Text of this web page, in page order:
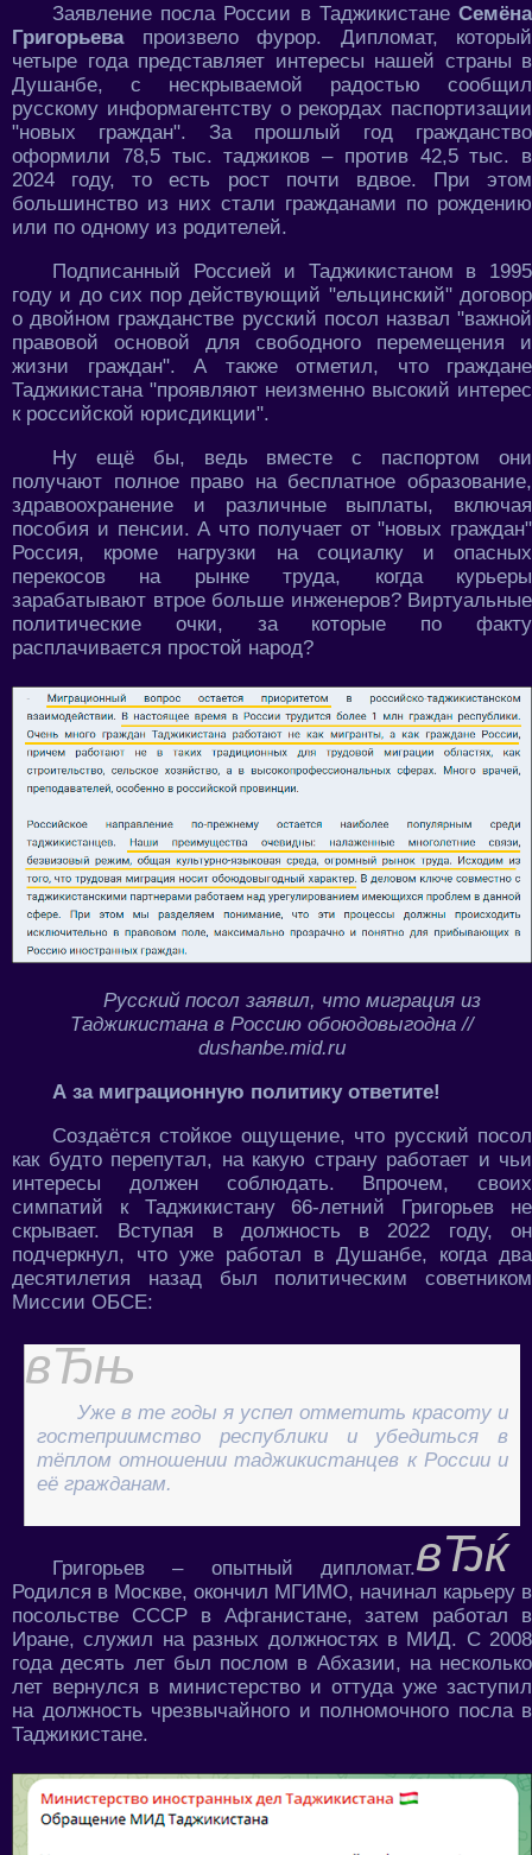
Заявление посла России в Таджикистане Семёна
Григорьевапроизвело фурор. Дипломат, который
четыре года представляет интересы нашей страны в
Душанбе, с нескрываемой радостью сообщил
русскому информагентству о рекордах паспортизации
"новых граждан". За прошлый год гражданство
оформили 78,5 тыс. таджиков – против 42,5 тыс. в
2024 году, то есть рост почти вдвое. При этом
большинство из них стали гражданами по рождению
или по одному из родителей.
Подписанный Россией и Таджикистаном в 1995
году и до сих пор действующий "ельцинский" договор
о двойном гражданстве русский посол назвал "важной
правовой основой для свободного перемещения и
жизни граждан". А также отметил, что граждане
Таджикистана "проявляют неизменно высокий интерес
к российской юрисдикции".
Ну ещё бы, ведь вместе с паспортом они
получают полное право на бесплатное образование,
здравоохранение и различные выплаты, включая
пособия и пенсии. А что получает от "новых граждан"
Россия, кроме нагрузки на социалку и опасных
перекосов на рынке труда, когда курьеры
зарабатывают втрое больше инженеров? Виртуальные
политические очки, за которые по факту
расплачивается простой народ?
Русский посол заявил, что миграция из
Таджикистана в Россию обоюдовыгодна //
dushanbe.mid.ru
А за миграционную политику ответите!
Создаётся стойкое ощущение, что русский посол
как будто перепутал, на какую страну работает и чьи
интересы должен соблюдать. Впрочем, своих
симпатий к Таджикистану 66-летний Григорьев не
скрывает. Вступая в должность в 2022 году, он
подчеркнул, что уже работал в Душанбе, когда два
десятилетия назад был политическим советником
Миссии ОБСЕ:
Уже в те годы я успел отметить красоту и
гостеприимство республики и убедиться в
тёплом отношении таджикистанцев к России и
её гражданам.
Григорьев – опытный дипломат.
Родился в Москве, окончил МГИМО, начинал карьеру в
посольстве СССР в Афганистане, затем работал в
Иране, служил на разных должностях в МИД. С 2008
года десять лет был послом в Абхазии, на несколько
лет вернулся в министерство и оттуда уже заступил
на должность чрезвычайного и полномочного посла в
Таджикистане.